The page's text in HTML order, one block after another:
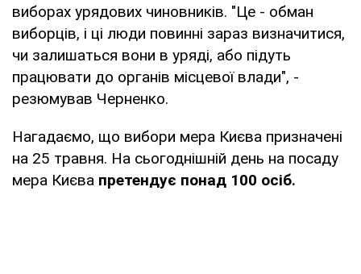
виборах урядових чиновників. "Це - обман
виборців, і ці люди повинні зараз визначитися,
чи залишаться вони в уряді, або підуть
працювати до органів місцевої влади", -
резюмував Черненко.
Нагадаємо, що вибори мера Києва призначені
на 25 травня. На сьогоднішній день на посаду
мера Києва претендує понад 100 осіб.